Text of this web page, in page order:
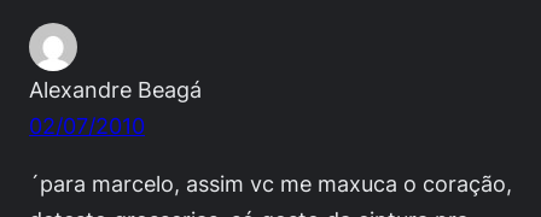
Alexandre Beagá
02/07/2010
´para marcelo, assim vc me maxuca o coração,